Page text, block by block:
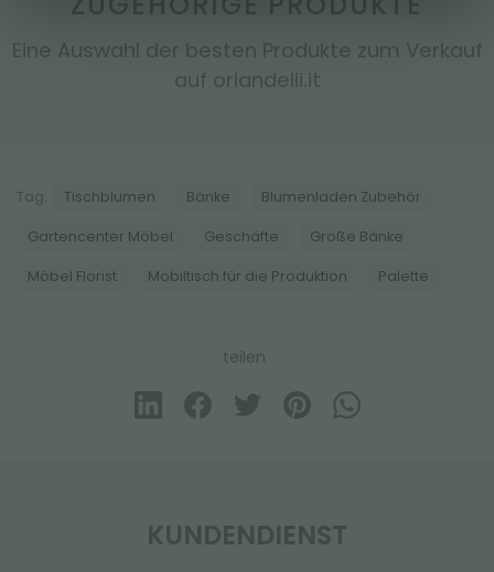
Eine Auswahl der besten Produkte zum Verkauf
auf orlandelli.it
Tag: Tischblumen Bänke Blumenladen Zubehör
Gartencenter Möbel Geschäfte Große Bänke
Möbel Florist Mobiltisch für die Produktion Palette
teilen
KUNDENDIENST